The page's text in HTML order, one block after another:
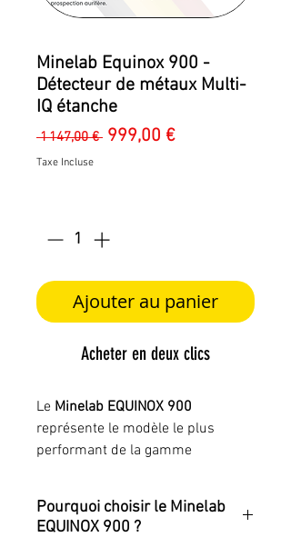
Minelab Equinox 900 -
Détecteur de métaux Multi-
IQ étanche
1 147,00 € Prix
999,00 €Prix
Taxe Incluse
Ajouter au panier
Acheter en deux clics
Le Minelab EQUINOX 900
représente le modèle le plus
performant de la gamme
la puissance de la technologie
multifréquence simultanée Multi-
Pourquoi choisir le Minelab
EQUINOX 900 ?